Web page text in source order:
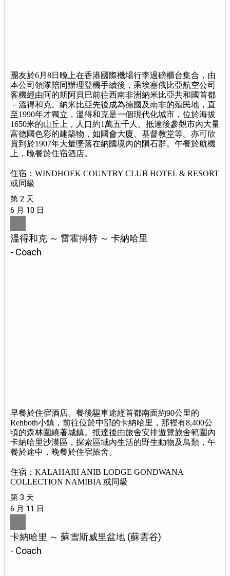
團友於6月8日晚上在香港國際機場行李過磅櫃台集合，由
本公司領隊陪同辦理登機手續後，乘埃塞俄比亞航空公司
客機經由阿的斯阿貝巴前往西南非洲納米比亞共和國首都
－溫得和克。納米比亞先後成為德國及南非的殖民地，直
至1990年才獨立，溫得和克是一個現代化城市，位於海拔
1650米的山丘上，人口約1萬五千人。抵達後參觀市內大量
富德國色彩的建築物，如國會大廈、基督教堂等。亦可欣
賞到於1907年大量墜落在納國境內的隕石群。午餐於航機
上，晚餐於住宿酒店。
住宿：WINDHOEK COUNTRY CLUB HOTEL & RESORT
或同級
第 2 天
6 月 10 日
溫得和克 ～ 雷霍搏特 ～ 卡納哈里
- Coach
早餐於住宿酒店。餐後驅車途經首都南面約90公里的
Rehboth小鎮，前往位於中部的卡納哈里，那裡有8,400公
頃的森林圍繞著城鎮。抵達後由旅舍安排遊覽旅舍範圍內
卡納哈里沙漠區，探索區域內生活的野生動物及鳥類，午
餐於途中，晚餐於住宿旅舍。
住宿：KALAHARI ANIB LODGE GONDWANA
COLLECTION NAMIBIA 或同級
第 3 天
6 月 11 日
卡納哈里 ～ 蘇雪斯威里盆地 (蘇雲谷)
- Coach